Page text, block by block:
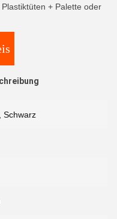
+ Palette oder
Schwarz